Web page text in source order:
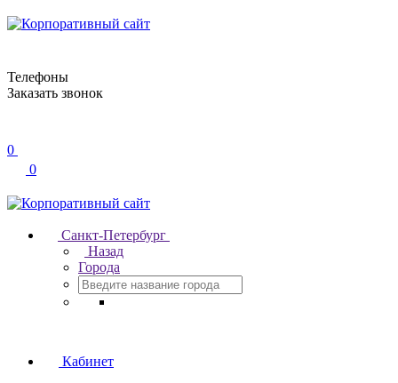
Телефоны
Заказать звонок
0
0
Санкт-Петербург
Назад
Города
Кабинет